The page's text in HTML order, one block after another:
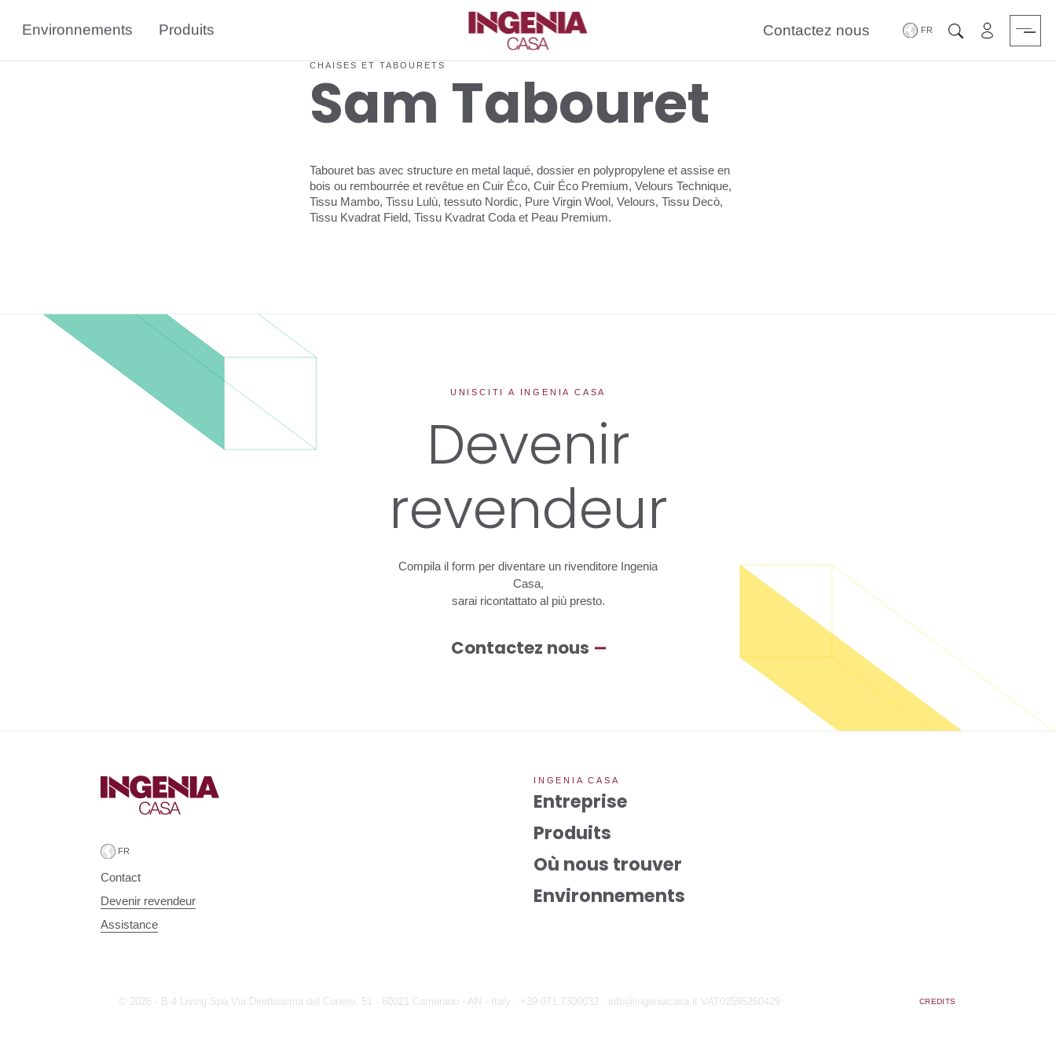
Environnements Produits Contactez nous ChercherZone
CHAISES ET TABOURETS
Sam Tabouret
Tabouret bas avec structure en metal laqué, dossier en polypropylene et assise en
bois ou rembourrée et revêtue en Cuir Éco, Cuir Éco Premium, Velours Technique,
Tissu Mambo, Tissu Lulù, tessuto Nordic, Pure Virgin Wool, Velours, Tissu Decò,
Tissu Kvadrat Field, Tissu Kvadrat Coda et Peau Premium.
UNISCITI A INGENIA CASA
Devenir
revendeur
Compila il form per diventare un rivenditore Ingenia
Casa,
sarai ricontattato al più presto.
Contactez nous
Contact
Devenir revendeur
Assistance
INGENIA CASA
Entreprise
Produits
Où nous trouver
Environnements
© 2026 - B 4 Living Spa Via Direttissima del Conero, 51 - 60021 Camerano - AN - Italy · +39.071.7300032 · info@ingeniacasa.it VAT02595260429 CREDITS